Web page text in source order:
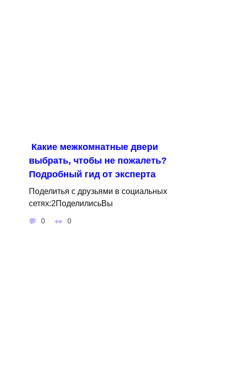
Какие межкомнатные двери
выбрать, чтобы не пожалеть?
Подробный гид от эксперта
Поделитья с друзьями в социальных
сетях:2ПоделилисьВы
0 0